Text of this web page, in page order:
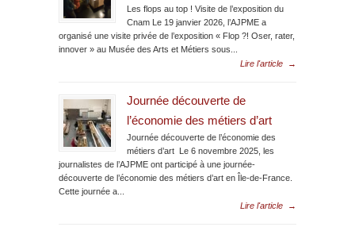
Les flops au top ! Visite de l’exposition du
Cnam Le 19 janvier 2026, l’AJPME a
organisé une visite privée de l’exposition « Flop ?! Oser, rater,
innover » au Musée des Arts et Métiers sous...
Lire l'article
→
Journée découverte de
l’économie des métiers d’art
Journée découverte de l’économie des
métiers d’art Le 6 novembre 2025, les
journalistes de l’AJPME ont participé à une journée-
découverte de l’économie des métiers d’art en Île-de-France.
Cette journée a...
Lire l'article
→